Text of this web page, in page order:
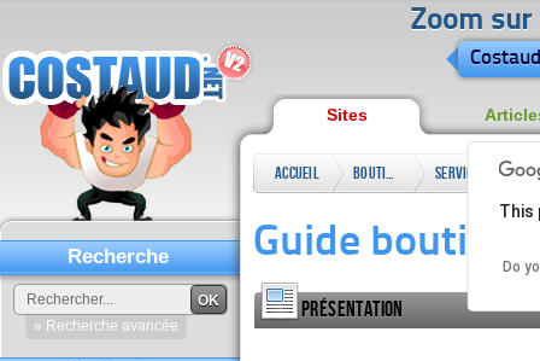
Zoom sur
Sites
Accueil
Boutiques
Guide
Présentation
This
Do
Recherche
OK
» Recherche avancée